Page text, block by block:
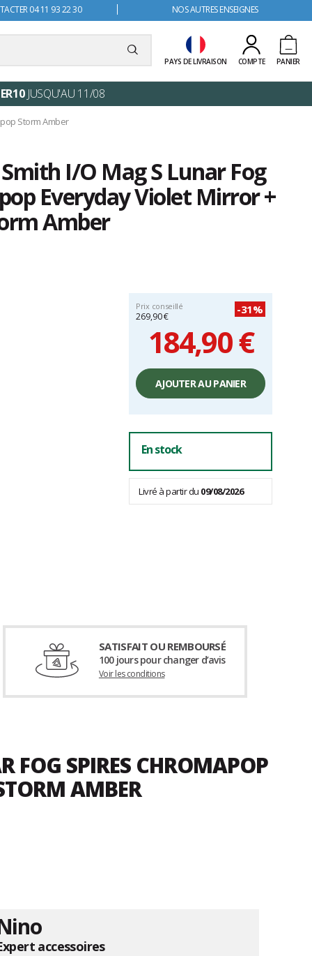
04 11 93 22 30 NOS AUTRES ENSEIGNES
PAYS DE LIVRAISON COMPTE PANIER
JUSQU'AU 11/08
Storm Amber
I/O Mag S Lunar Fog
Everyday Violet Mirror +
Amber
Prix conseillé
269,90 €
-31%
184,90 €
Prix
unitaire,
hors
frais
AJOUTER AU PANIER
En stock
Livré à partir du 09/08/2026
SATISFAIT OU REMBOURSÉ
100 jours pour changer d’avis
Voir les conditions
FOG SPIRES CHROMAPOP
AMBER
accessoires